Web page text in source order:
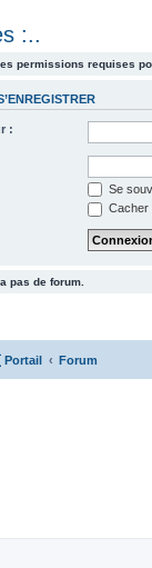
:..
permissions requises
:
Se
Cacher
pas de forum.
Portail Forum